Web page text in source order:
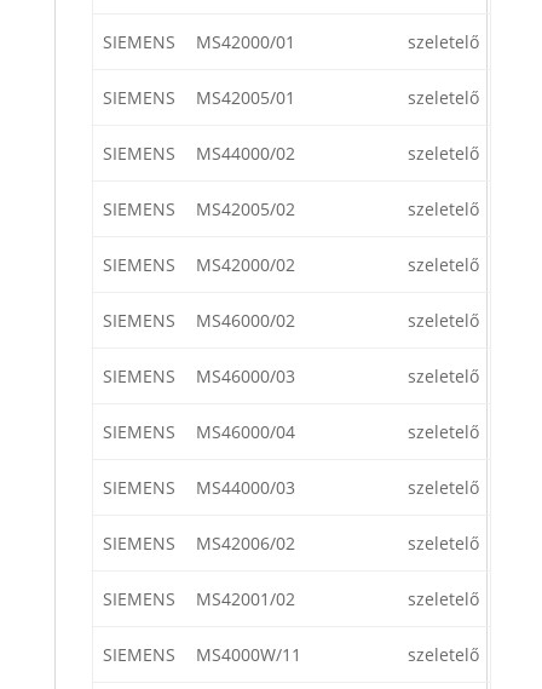
SIEMENS MS42000/01 szeletelő
SIEMENS MS42005/01 szeletelő
SIEMENS MS44000/02 szeletelő
SIEMENS MS42005/02 szeletelő
SIEMENS MS42000/02 szeletelő
SIEMENS MS46000/02 szeletelő
SIEMENS MS46000/03 szeletelő
SIEMENS MS46000/04 szeletelő
SIEMENS MS44000/03 szeletelő
SIEMENS MS42006/02 szeletelő
SIEMENS MS42001/02 szeletelő
SIEMENS MS4000W/11 szeletelő